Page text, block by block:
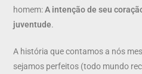
homem:A intenção de seu
juventude.
A história que contamos a nós
sejamos perfeitos (todo mundo